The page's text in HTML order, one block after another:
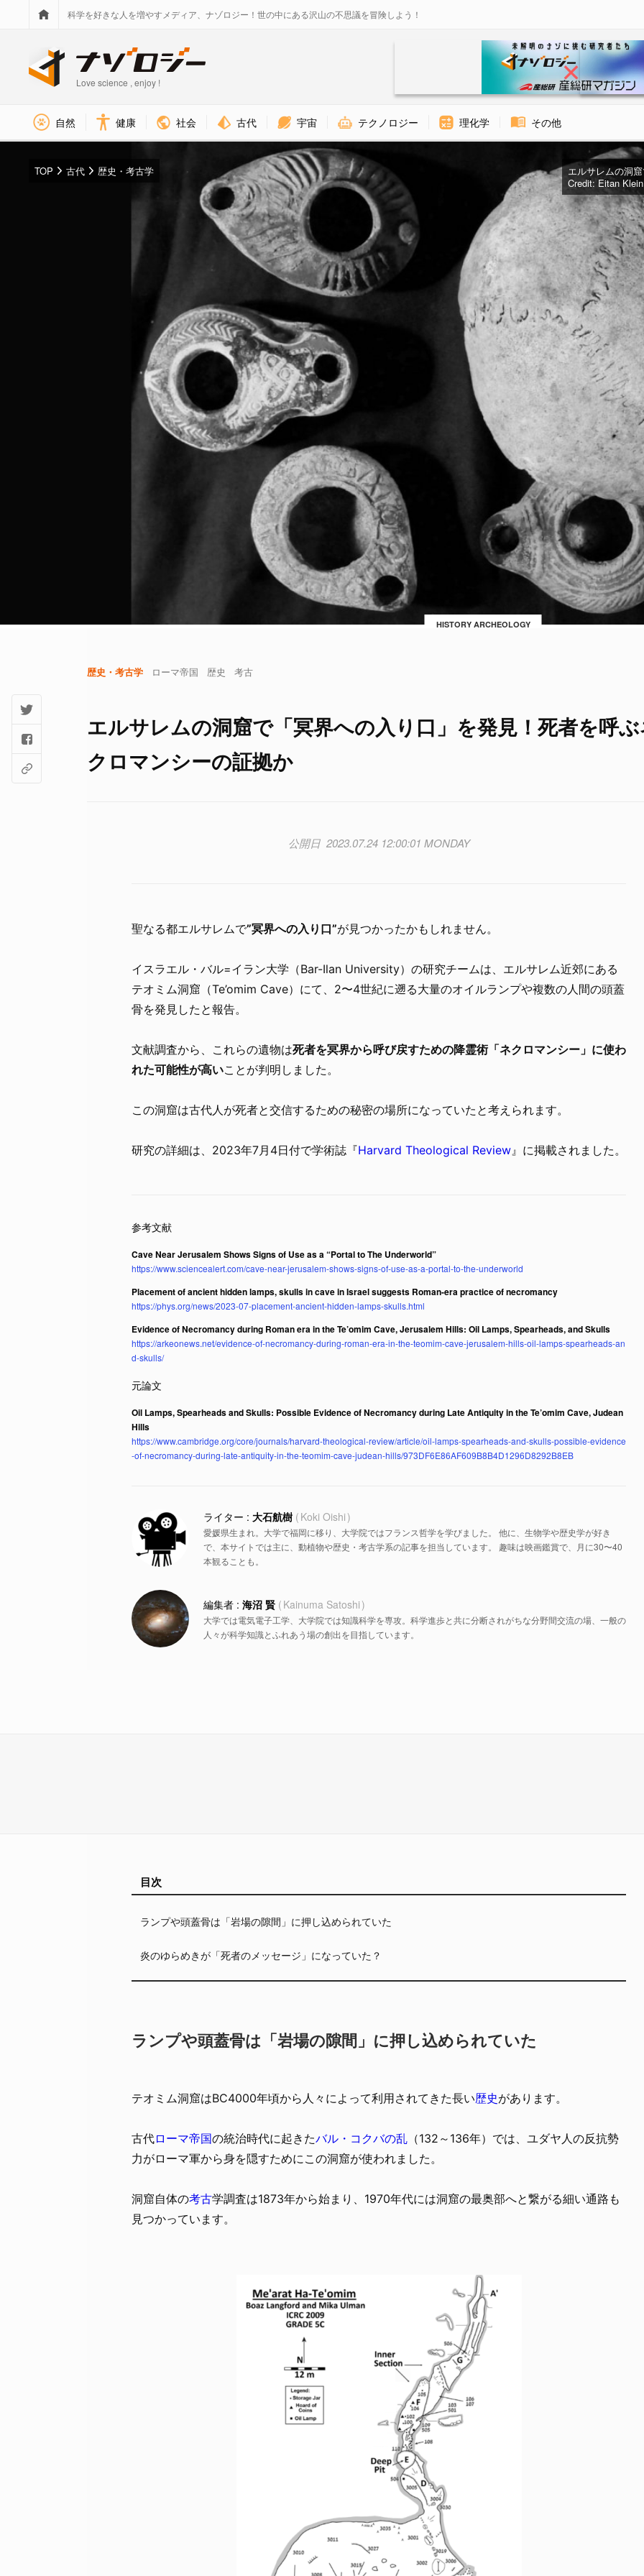
科学を好きな人を増やすメディア、ナゾロジー！世の中にある沢山の不思議を冒険しよう！
Love science , enjoy !
自然 健康 社会 古代 宇宙 テクノロジー 理化学 その他
エルサレムの洞
Credit:Eitan
HISTORY ARCHEOLOGY
TOP 古代 歴史・考古学
歴史・考古学 ローマ帝国 歴史 考古
エルサレムの洞窟で「冥界への入り口」を発見！死者を呼
クロマンシーの証拠か
2023.07.24 12:00:01 MONDAY
聖なる都エルサレムで”冥界への入り口”が見つかったかもしれません。
イスラエル・バル=イラン大学（Bar-Ilan University）の研究チームは、エルサレム近郊にある
テオミム洞窟（Te’omim Cave）にて、2〜4世紀に遡る大量のオイルランプや複数の人間の頭蓋
骨を発見したと報告。
文献調査から、これらの遺物は死者を冥界から呼び戻すための降霊術「ネクロマンシー」に使わ
れた可能性が高いことが判明しました。
この洞窟は古代人が死者と交信するための秘密の場所になっていたと考えられます。
研究の詳細は、2023年7月4日付で学術誌『Harvard Theological Review』に掲載されました。
Cave Near Jerusalem Shows Signs of Use as a “Portal to The Underworld”
https://www.sciencealert.com/cave-near-jerusalem-shows-signs-of-use-as-a-portal-to-the-underworld
Placement of ancient hidden lamps, skulls in cave in Israel suggests Roman-era practice of necromancy
https://phys.org/news/2023-07-placement-ancient-hidden-lamps-skulls.html
Evidence of Necromancy during Roman era in the Te’omim Cave, Jerusalem Hills: Oil Lamps, Spearheads, and Skulls
https://arkeonews.net/evidence-of-necromancy-during-roman-era-in-the-teomim-cave-jerusalem-hills-oil-lamps-spearheads-an
d-skulls/
Oil Lamps, Spearheads and Skulls: Possible Evidence of Necromancy during Late Antiquity in the Te’omim Cave, Judean
Hills
https://www.cambridge.org/core/journals/harvard-theological-review/article/oil-lamps-spearheads-and-skulls-possible-evidence
-of-necromancy-during-late-antiquity-in-the-teomim-cave-judean-hills/973DF6E86AF609B8B4D1296D8292B8EB
大石航樹 Koki Oishi
愛媛県生まれ。大学で福岡に移り、大学院ではフランス哲学を学びました。 他に、生物学や歴史学が好き
で、本サイトでは主に、動植物や歴史・考古学系の記事を担当しています。 趣味は映画鑑賞で、月に30〜40
本観ることも。
海沼 賢 Kainuma Satoshi
大学では電気電子工学、大学院では知識科学を専攻。科学進歩と共に分断されがちな分野間交流の場、一般の
人々が科学知識とふれあう場の創出を目指しています。
目次
ランプや頭蓋骨は「岩場の隙間」に押し込められていた
炎のゆらめきが「死者のメッセージ」になっていた？
ランプや頭蓋骨は「岩場の隙間」に押し込められていた
テオミム洞窟はBC4000年頃から人々によって利用されてきた長い歴史があります。
古代ローマ帝国の統治時代に起きたバル・コクバの乱 （132～136年）では、ユダヤ人の反抗勢
力がローマ軍から身を隠すためにこの洞窟が使われました。
洞窟自体の考古学調査は1873年から始まり、1970年代には洞窟の最奥部へと繋がる細い通路も
見つかっています。